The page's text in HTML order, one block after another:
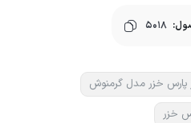
5018
پارس خزر مدل گرمنوش
خزر